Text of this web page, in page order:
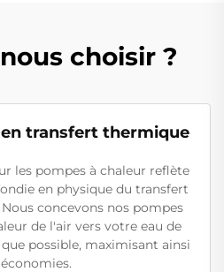
choisir ?
transfert thermique
les pompes à chaleur reflète
en physique du transfert
concevons nos pompes
de l'air vers votre eau de
possible, maximisant ainsi